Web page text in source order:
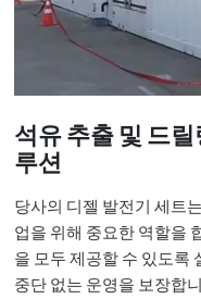
석유 추출 및 드
루션
당사의 디젤 발전기 세트
업을 위해 중요한 역할을
을 모두 제공할 수 있도록
중단 없는 운영을 보장합